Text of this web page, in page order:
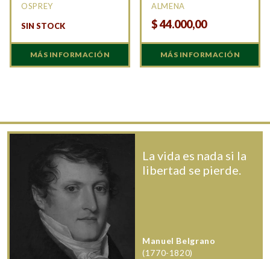
OSPREY
SIN STOCK
MÁS INFORMACIÓN
ALMENA
$44.000,00
MÁS INFORMACIÓN
La vida es nada si la
libertad se pierde.
Manuel Belgrano
(1770-1820)